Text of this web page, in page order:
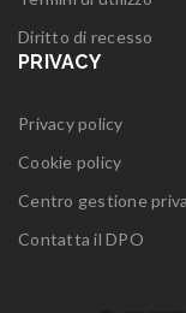
Diritto di recesso
PRIVACY
Privacy policy
Cookie policy
Centro gestione
Contatta il DPO